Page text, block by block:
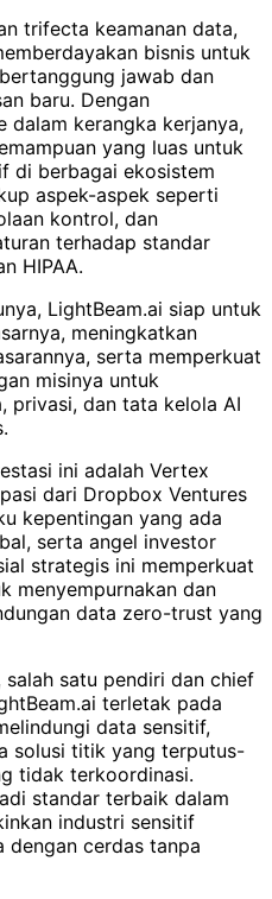
trifecta keamanan data,
bisnis untuk
jawab dan
baru. Dengan
dalam kerangka kerjanya,
yang luas untuk
di berbagai ekosistem
aspek-aspek seperti
kontrol, dan
terhadap standar
HIPAA.
LightBeam.ai siap untuk
meningkatkan
serta memperkuat
misinya untuk
privasi, dan tata kelola AI
ini adalah Vertex
dari Dropbox Ventures
kepentingan yang ada
serta angel investor
strategis ini memperkuat
menyempurnakan dan
data zero-trust yang
salah satu pendiri dan chief
terletak pada
data sensitif,
solusi titik yang terputus-
tidak terkoordinasi.
standar terbaik dalam
industri sensitif
dengan cerdas tanpa